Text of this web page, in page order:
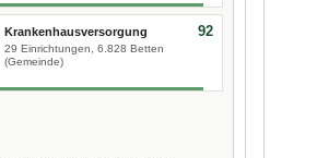
Krankenhausversorgung
29 Einrichtungen, 6.828 Betten
(Gemeinde)
92